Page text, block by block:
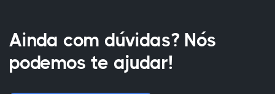
Ainda com dúvidas? Nós
podemos te ajudar!